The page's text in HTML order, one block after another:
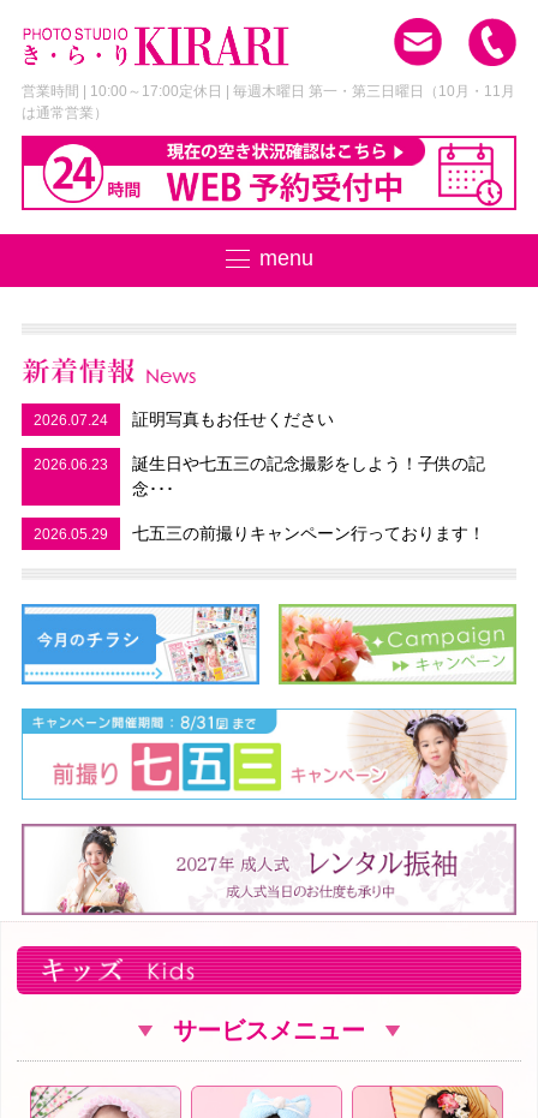
営業時間 | 10:00～17:00定休日 | 毎週木曜日 第一・第三日曜日
（10月・11月
は通常営業）
menu
2026.07.24 証明写真もお任せください
2026.06.23
誕生日や七五三の記念撮影をしよう！子供の記
念･･･
2026.05.29 七五三の前撮りキャンペーン行っております！
サービスメニュー